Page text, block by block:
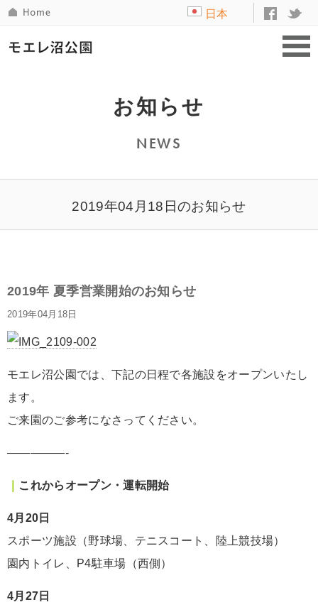
日本
お知らせ
NEWS
2019年04月18日のお知らせ
2019年 夏季営業開始のお知らせ
2019年04月18日
モエレ沼公園では、下記の日程で各施設をオープンいたし
ます。
ご来園のご参考になさってください。
—————-
これからオープン・運転開始
4月20日
スポーツ施設（野球場、テニスコート、陸上競技場）
園内トイレ、P4駐車場（西側）
4月27日